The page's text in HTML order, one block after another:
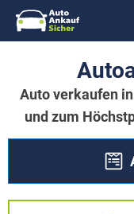
Auto verkaufen
und zum